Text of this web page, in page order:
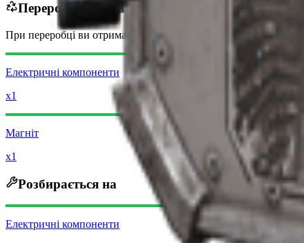
Переробляється в
При переробці ви отримаєте -1060 Монет рейдера
Електричні компоненти
x1
Магніт
x1
Розбирається на
Електричні компоненти